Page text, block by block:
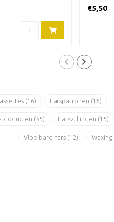
€5,50
(16) Harspatronen (16)
(55) Harsvullingen (15)
Vloeibare hars (12) Waxing